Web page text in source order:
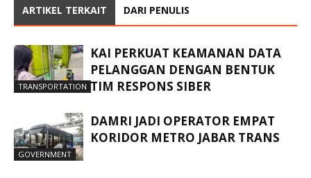
ARTIKEL TERKAIT DARI PENULIS
TRANSPORTATION
KAI PERKUAT KEAMANAN DATA
PELANGGAN DENGAN BENTUK
TIM RESPONS SIBER
GOVERNMENT
DAMRI JADI OPERATOR EMPAT
KORIDOR METRO JABAR TRANS